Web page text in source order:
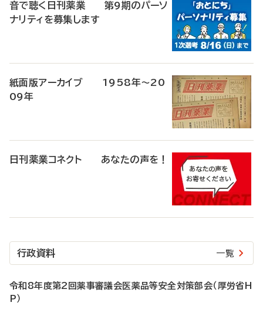
音で聴く日刊薬業 第9期のパーソ
ナリティを募集します
紙面版アーカイブ 1958年～20
09年
日刊薬業コネクト あなたの声を！
行政資料 一覧
令和8年度第2回薬事審議会医薬品等安全対策部会（厚労省H
P）